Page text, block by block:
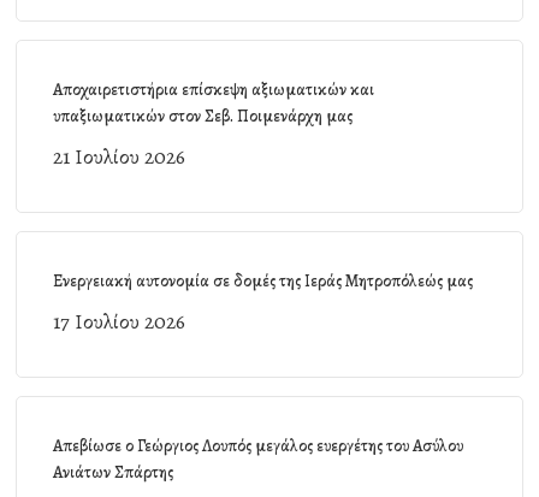
Αποχαιρετιστήρια επίσκεψη αξιωματικών και
υπαξιωματικών στον Σεβ. Ποιμενάρχη μας
21 Ιουλίου 2026
Ενεργειακή αυτονομία σε δομές της Ιεράς Μητροπόλεώς μας
17 Ιουλίου 2026
Απεβίωσε ο Γεώργιος Λουπός μεγάλος ευεργέτης του Ασύλου
Ανιάτων Σπάρτης